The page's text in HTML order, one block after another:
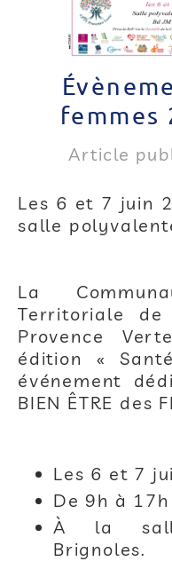
femmes
Article
Les 6 et 7 juin
salle
La
Territoriale de
Provence
édition «
événement
BIEN ÊTRE des
Les 6 et 7
De 9h à 17h
À la
Brignoles.